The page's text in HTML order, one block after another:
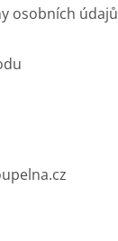
osobních údajů